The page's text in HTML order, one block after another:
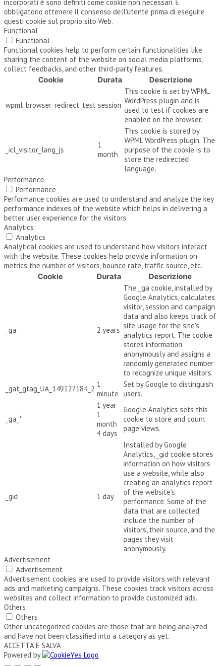
incorporati è sono definiti come cookie non necessari. È
obbligatorio ottenere il consenso dell'utente prima di eseguire
questi cookie sul proprio sito Web.
Functional
Functional
Functional cookies help to perform certain functionalities like
sharing the content of the website on social media platforms,
collect feedbacks, and other third-party features.
Cookie
Durata Descrizione
wpml_browser_redirect_test session
This cookie is set by WPML
WordPress plugin and is
used to test if cookies are
enabled on the browser.
_icl_visitor_lang_js
1
month
This cookie is stored by
WPML WordPress plugin. The
purpose of the cookie is to
store the redirected
language.
Performance
Performance
Performance cookies are used to understand and analyze the key
performance indexes of the website which helps in delivering a
better user experience for the visitors.
Analytics
Analytics
Analytical cookies are used to understand how visitors interact
with the website. These cookies help provide information on
metrics the number of visitors, bounce rate, traffic source, etc.
Cookie
Durata Descrizione
_ga 2 years
The _ga cookie, installed by
Google Analytics, calculates
visitor, session and campaign
data and also keeps track of
site usage for the site's
analytics report. The cookie
stores information
anonymously and assigns a
randomly generated number
to recognize unique visitors.
_gat_gtag_UA_149127184_2 1
minute
Set by Google to distinguish
users.
_ga_*
1 year
1
month
4 days
Google Analytics sets this
cookie to store and count
page views.
_gid 1 day
Installed by Google
Analytics, _gid cookie stores
information on how visitors
use a website, while also
creating an analytics report
of the website's
performance. Some of the
data that are collected
include the number of
visitors, their source, and the
pages they visit
anonymously.
Advertisement
Advertisement
Advertisement cookies are used to provide visitors with relevant
ads and marketing campaigns. These cookies track visitors across
websites and collect information to provide customized ads.
Others
Others
Other uncategorized cookies are those that are being analyzed
and have not been classified into a category as yet.
ACCETTA E SALVA
Powered by